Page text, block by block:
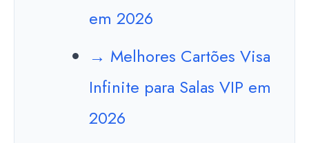
em 2026
→ Melhores Cartões Visa
Infinite para Salas VIP em
2026